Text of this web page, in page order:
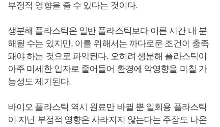
부정적 영향을 줄 수 있다는 것이다.
생분해 플라스틱은 일반 플라스틱보다 이른 시간 내 분
해될 수는 있지만, 이를 위해서는 까다로운 조건이 충족
돼야 하는 것으로 파악된다. 오히려 생분해 플라스틱이
아주 미세한 입자로 줄어들어 환경에 악영향을 미칠 가
능성도 제기된다.
바이오 플라스틱 역시 원료만 바뀔 뿐 일회용 플라스틱
이 지닌 부정적 영향은 사라지지 않는다는 주장도 나온